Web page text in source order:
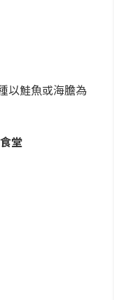
以鮭魚或海膽為
堂